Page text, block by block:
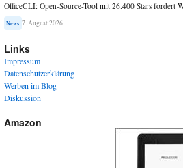
OfficeCLI: Open-Source-Tool mit 26.400 Stars fordert
News 7. August 2026
Links
Impressum
Datenschutzerklärung
Werben im Blog
Diskussion
Amazon